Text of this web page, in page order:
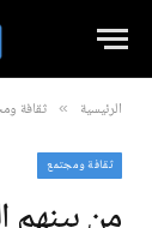
الرئيسية » ثقافة
ثقافة ومجتمع